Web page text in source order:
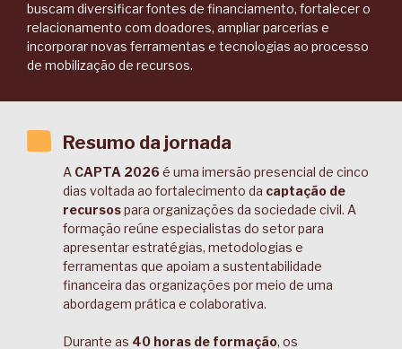
buscam diversificar fontes de financiamento, fortalecer o
relacionamento com doadores, ampliar parcerias e
incorporar novas ferramentas e tecnologias ao processo
de mobilização de recursos.
Resumo da jornada
A CAPTA 2026é uma imersão presencial de cinco
dias voltada ao fortalecimento da captação de
recursospara organizações da sociedade civil. A
formação reúne especialistas do setor para
apresentar estratégias, metodologias e
ferramentas que apoiam a sustentabilidade
financeira das organizações por meio de uma
abordagem prática e colaborativa.
Durante as 40 horas de formação, os